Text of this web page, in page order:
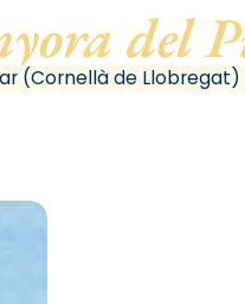
del
(Cornellà de Llobregat)